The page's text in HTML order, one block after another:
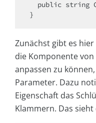
Zunächst gibt es
die Komponente
anpassen zu
Parameter. Dazu
Eigenschaft das
Klammern. Das